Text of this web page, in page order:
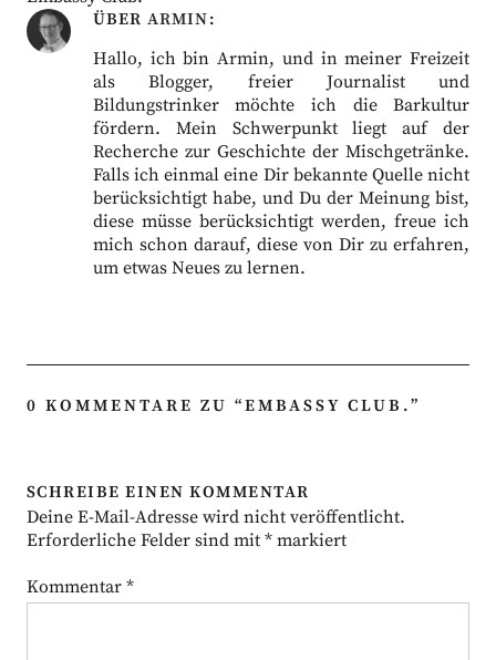
ÜBER ARMIN
Hallo, ich bin Armin, und in meiner Freizeit
als Blogger, freier Journalist und
Bildungstrinker möchte ich die Barkultur
fördern. Mein Schwerpunkt liegt auf der
Recherche zur Geschichte der Mischgetränke.
Falls ich einmal eine Dir bekannte Quelle nicht
berücksichtigt habe, und Du der Meinung bist,
diese müsse berücksichtigt werden, freue ich
mich schon darauf, diese von Dir zu erfahren,
um etwas Neues zu lernen.
0 KOMMENTARE ZU “EMBASSY CLUB.”
SCHREIBE EINEN KOMMENTAR
Deine E-Mail-Adresse wird nicht veröffentlicht.
Erforderliche Felder sind mit *markiert
Kommentar *